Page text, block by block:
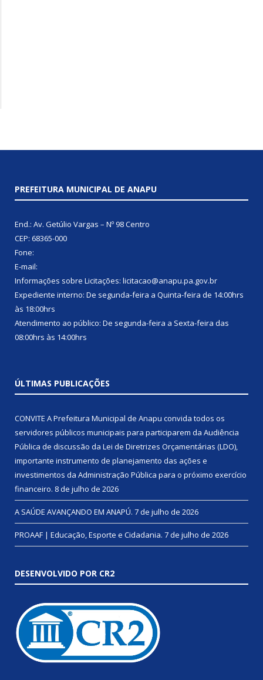
PREFEITURA MUNICIPAL DE ANAPU
End.: Av. Getúlio Vargas – Nº 98 Centro
CEP: 68365-000
Fone:
E-mail:
Informações sobre Licitações: licitacao@anapu.pa.gov.br
Expediente interno: De segunda-feira a Quinta-feira de 14:00hrs
às 18:00hrs
Atendimento ao público: De segunda-feira a Sexta-feira das
08:00hrs às 14:00hrs
ÚLTIMAS PUBLICAÇÕES
CONVITE A Prefeitura Municipal de Anapu convida todos os
servidores públicos municipais para participarem da Audiência
Pública de discussão da Lei de Diretrizes Orçamentárias (LDO),
importante instrumento de planejamento das ações e
investimentos da Administração Pública para o próximo exercício
financeiro. 8 de julho de 2026
A SAÚDE AVANÇANDO EM ANAPÚ. 7 de julho de 2026
PROAAF | Educação, Esporte e Cidadania. 7 de julho de 2026
DESENVOLVIDO POR CR2